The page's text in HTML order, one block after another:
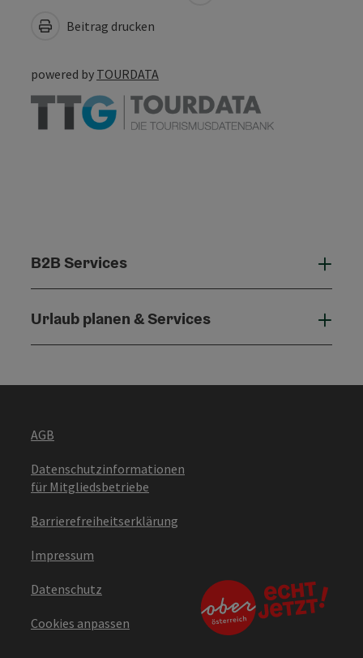
Beitrag drucken
powered by TOURDATA
B2B Services
Urlaub planen & Services
AGB
Datenschutzinformationen
für Mitgliedsbetriebe
Barrierefreiheitserklärung
Impressum
Datenschutz
Cookies anpassen